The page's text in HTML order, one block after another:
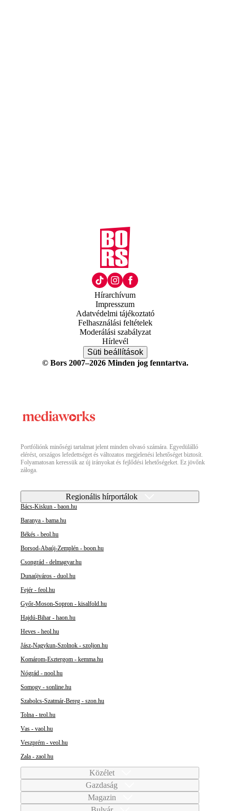
Hírarchívum
Impresszum
Adatvédelmi tájékoztató
Felhasználási feltételek
Moderálási szabályzat
Hírlevél
Süti beállítások
© Bors 2007–2026 Minden jog fenntartva.
Portfóliónk minőségi tartalmat jelent minden olvasó számára. Egyedülálló
elérést, országos lefedettséget és változatos megjelenési lehetőséget biztosít.
Folyamatosan keressük az új irányokat és fejlődési lehetőségeket. Ez jövőnk
záloga.
Regionális hírportálok
Bács-Kiskun - baon.hu
Baranya - bama.hu
Békés - beol.hu
Borsod-Abaúj-Zemplén - boon.hu
Csongrád - delmagyar.hu
Dunaújváros - duol.hu
Fejér - feol.hu
Győr-Moson-Sopron - kisalfold.hu
Hajdú-Bihar - haon.hu
Heves - heol.hu
Jász-Nagykun-Szolnok - szoljon.hu
Komárom-Esztergom - kemma.hu
Nógrád - nool.hu
Somogy - sonline.hu
Szabolcs-Szatmár-Bereg - szon.hu
Tolna - teol.hu
Vas - vaol.hu
Veszprém - veol.hu
Zala - zaol.hu
Közélet
Gazdaság
Magazin